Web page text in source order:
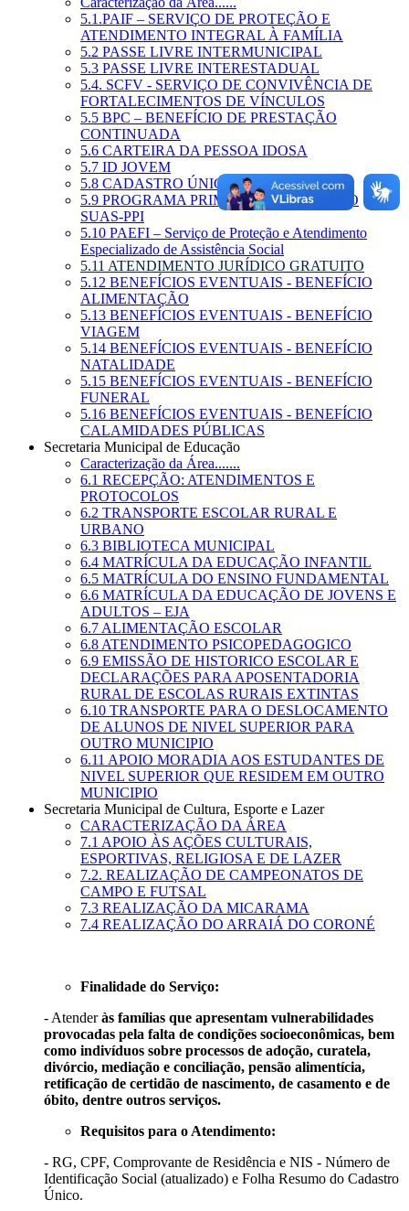
5.1.PAIF – SERVIÇO DE PROTEÇÃO E
ATENDIMENTO INTEGRAL À FAMÍLIA
5.2 PASSE LIVRE INTERMUNICIPAL
5.3 PASSE LIVRE INTERESTADUAL
5.4. SCFV - SERVIÇO DE CONVIVÊNCIA DE
FORTALECIMENTOS DE VÍNCULOS
5.5 BPC – BENEFÍCIO DE PRESTAÇÃO
CONTINUADA
5.6 CARTEIRA DA PESSOA IDOSA
5.7 ID JOVEM
5.8 CADASTRO ÚNICO
5.9 PROGRAMA PRIMEIRA INFÂNCIA NO
SUAS-PPI
5.10 PAEFI – Serviço de Proteção e Atendimento
Especializado de Assistência Social
5.11 ATENDIMENTO JURÍDICO GRATUITO
5.12 BENEFÍCIOS EVENTUAIS - BENEFÍCIO
ALIMENTAÇÃO
5.13 BENEFÍCIOS EVENTUAIS - BENEFÍCIO
VIAGEM
5.14 BENEFÍCIOS EVENTUAIS - BENEFÍCIO
NATALIDADE
5.15 BENEFÍCIOS EVENTUAIS - BENEFÍCIO
FUNERAL
5.16 BENEFÍCIOS EVENTUAIS - BENEFÍCIO
CALAMIDADES PÚBLICAS
Secretaria Municipal de Educação
Caracterização da Área.......
6.1 RECEPÇÃO: ATENDIMENTOS E
PROTOCOLOS
6.2 TRANSPORTE ESCOLAR RURAL E
URBANO
6.3 BIBLIOTECA MUNICIPAL
6.4 MATRÍCULA DA EDUCAÇÃO INFANTIL
6.5 MATRÍCULA DO ENSINO FUNDAMENTAL
6.6 MATRÍCULA DA EDUCAÇÃO DE JOVENS E
ADULTOS – EJA
6.7 ALIMENTAÇÃO ESCOLAR
6.8 ATENDIMENTO PSICOPEDAGOGICO
6.9 EMISSÃO DE HISTORICO ESCOLAR E
DECLARAÇÕES PARA APOSENTADORIA
RURAL DE ESCOLAS RURAIS EXTINTAS
6.10 TRANSPORTE PARA O DESLOCAMENTO
DE ALUNOS DE NIVEL SUPERIOR PARA
OUTRO MUNICIPIO
6.11 APOIO MORADIA AOS ESTUDANTES DE
NIVEL SUPERIOR QUE RESIDEM EM OUTRO
MUNICIPIO
Secretaria Municipal de Cultura, Esporte e Lazer
CARACTERIZAÇÃO DA ÁREA
7.1 APOIO ÀS AÇÕES CULTURAIS,
ESPORTIVAS, RELIGIOSA E DE LAZER
7.2. REALIZAÇÃO DE CAMPEONATOS DE
CAMPO E FUTSAL
7.3 REALIZAÇÃO DA MICARAMA
7.4 REALIZAÇÃO DO ARRAIÁ DO CORONÉ
Finalidade do Serviço:
- Atenderàs famílias que apresentam vulnerabilidades
provocadas pela falta de condições socioeconômicas, bem
como indivíduos sobre processos de adoção, curatela,
divórcio, mediação e conciliação, pensão alimentícia,
retificação de certidão de nascimento, de casamento e de
óbito, dentre outros serviços.
Requisitos para o Atendimento:
- RG, CPF, Comprovante de Residência e NIS - Número de
Identificação Social (atualizado) e Folha Resumo do Cadastro
Único.